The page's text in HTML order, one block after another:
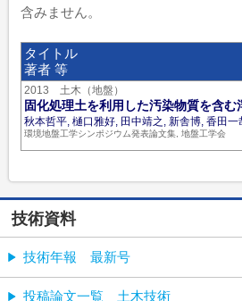
含みません。
タイトル
著者 等
2013 土木（地盤）
固化処理土を利用した汚染物質を含
秋本哲平, 樋口雅好, 田中靖之, 新舎博, 香田一
環境地盤工学シンポジウム発表論文集, 地盤工学会
技術資料
技術年報 最新号
投稿論文一覧 土木技術